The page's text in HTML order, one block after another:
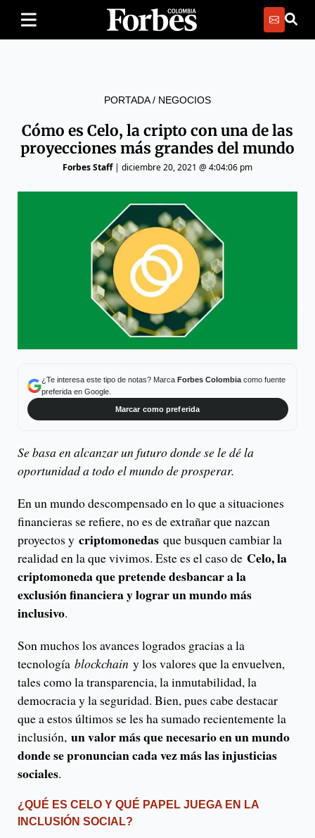
PORTADA/ NEGOCIOS
Cómo es Celo, la cripto con una de las
proyecciones más grandes del mundo
Forbes Staff| diciembre 20, 2021 @ 4:04:06 pm
¿Te interesa este tipo de notas? Marca Forbes Colombiacomo fuente
preferida en Google.
Marcar como preferida
Se basa en alcanzar un futuro donde se le dé la
oportunidad a todo el mundo de prosperar.
En un mundo descompensado en lo que a situaciones
financieras se refiere, no es de extrañar que nazcan
proyectos y criptomonedas que busquen cambiar la
realidad en la que vivimos. Este es el caso de Celo, la
criptomoneda que pretende desbancar a la
exclusión financiera y lograr un mundo más
inclusivo.
Son muchos los avances logrados gracias a la
tecnología blockchain y los valores que la envuelven,
tales como la transparencia, la inmutabilidad, la
democracia y la seguridad. Bien, pues cabe destacar
que a estos últimos se les ha sumado recientemente la
inclusión, un valor más que necesario en un mundo
donde se pronuncian cada vez más las injusticias
sociales.
¿QUÉ ES CELO Y QUÉ PAPEL JUEGA EN LA
INCLUSIÓN SOCIAL?